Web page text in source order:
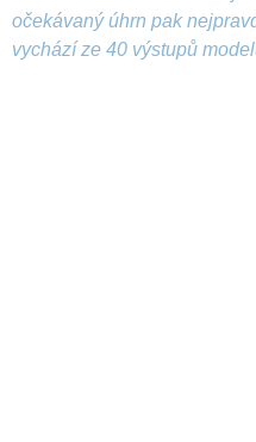
očekávaný úhrn pak
vychází ze 40 výstupů